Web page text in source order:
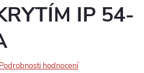
IP 54-
Podrobnosti hodnocení